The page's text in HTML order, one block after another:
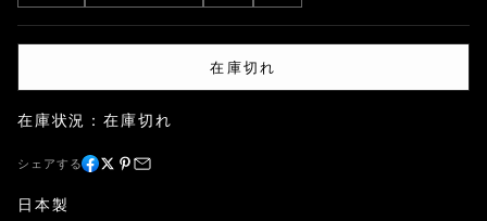
在庫切れ
在庫状況：在庫切れ
シェアする
日本製